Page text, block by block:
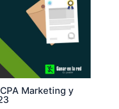
Marketing y